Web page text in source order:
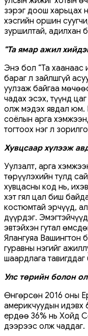
зэрэг доош харьцах
хэсгийн оршин
зуршилтай, адилхан
"Та ямар ажил
Энэ бол “Та хаанаас
бараг л зайлшгүй
уулзаж байгаа
чадах эсэх, түүнд
олж мэдэх явдал юм.
соёлын арга
тогтоох нэг л
Хувцсаар хүлээж
Уулзалт, арга
төрүүлэхийн тулд
хувцасны код нь,
хэт гял цал биш
костюмтай эрчүүд,
дүүрдэг.
эвтэйхэн гутал
Ялангуяа Вашингтон
гуравны нэгийг
шаардлага тавигддаг
Улс төрийн болон
Өнгөрсөн 2016 оны
америкчуудын идэвх
ердөө 36% нь Хойд
дээрээс олж чаддаг.